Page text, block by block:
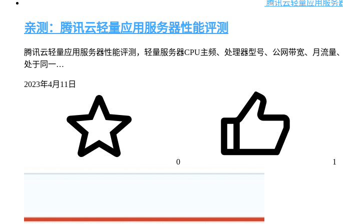
腾讯云轻量应用服务
亲测：腾讯云轻量应用服务器性能评测
腾讯云轻量应用服务器性能评测，轻量服务器CPU主频、处理器型号、公网带宽、月流
处于同一…
2023年4月11日
0 1